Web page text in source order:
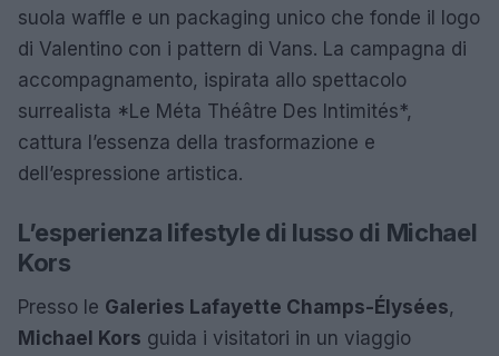
suola waffle e un packaging unico che fonde il logo
di Valentino con i pattern di Vans. La campagna di
accompagnamento, ispirata allo spettacolo
surrealista *Le Méta Théâtre Des Intimités*,
cattura l’essenza della trasformazione e
dell’espressione artistica.
L’esperienza lifestyle di lusso di Michael
Kors
Presso le Galeries Lafayette Champs-Élysées,
Michael Kors guida i visitatori in un viaggio